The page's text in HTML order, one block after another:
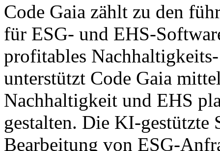
Code Gaia zählt zu den
für ESG- und EHS-
profitables
unterstützt Code Gaia
Nachhaltigkeit und EHS
gestalten. Die KI-gestützte
Bearbeitung von ESG-